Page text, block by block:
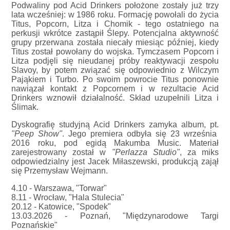
Podwaliny pod Acid Drinkers położone zostały już trzy
lata wcześniej: w 1986 roku. Formację powołali do życia
Titus, Popcorn, Litza i Chomik - tego ostatniego na
perkusji wkrótce zastąpił Ślepy. Potencjalna aktywność
grupy przerwana została niecały miesiąc później, kiedy
Titus został powołany do wojska. Tymczasem Popcorn i
Litza podjęli się nieudanej próby reaktywacji zespołu
Slavoy, by potem związać się odpowiednio z Wilczym
Pająkiem i Turbo. Po swoim powrocie Titus ponownie
nawiązał kontakt z Popcornem i w rezultacie Acid
Drinkers wznowił działalność. Skład uzupełnili Litza i
Ślimak.
Dyskografię studyjną Acid Drinkers zamyka album, pt.
"Peep Show". Jego premiera odbyła się 23 września
2016 roku, pod egidą Makumba Music. Materiał
zarejestrowany został w "Perlazza Studio", za miks
odpowiedzialny jest Jacek Miłaszewski, produkcją zajął
się Przemysław Wejmann.
4.10 - Warszawa, "Torwar"
8.11 - Wrocław, "Hala Stulecia"
20.12 - Katowice, "Spodek"
13.03.2026 - Poznań, "Międzynarodowe Targi
Poznańskie"